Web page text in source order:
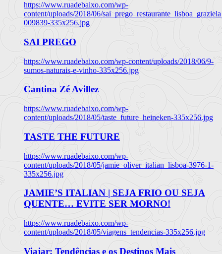
https://www.ruadebaixo.com/wp-
content/uploads/2018/06/
009839-335x256.jpg
SAI PREGO
https://www.ruadebaixo.com/wp-content/uploads/2018/06/9-
sumos-naturais-e-vinho-335x256.jpg
Cantina Zé Avillez
https://www.ruadebaixo.com/wp-
content/uploads/2018/05/taste_future_heineken-335x256.jpg
TASTE THE FUTURE
https://www.ruadebaixo.com/wp-
content/uploads/2018/05/jamie_oliver_italian_lisboa-3976-1-
335x256.jpg
JAMIE’S ITALIAN | SEJA FRIO OU SEJA
QUENTE… EVITE SER MORNO!
https://www.ruadebaixo.com/wp-
content/uploads/2018/05/viagens_tendencias-335x256.jpg
Viajar: Tendências e os Destinos Mais